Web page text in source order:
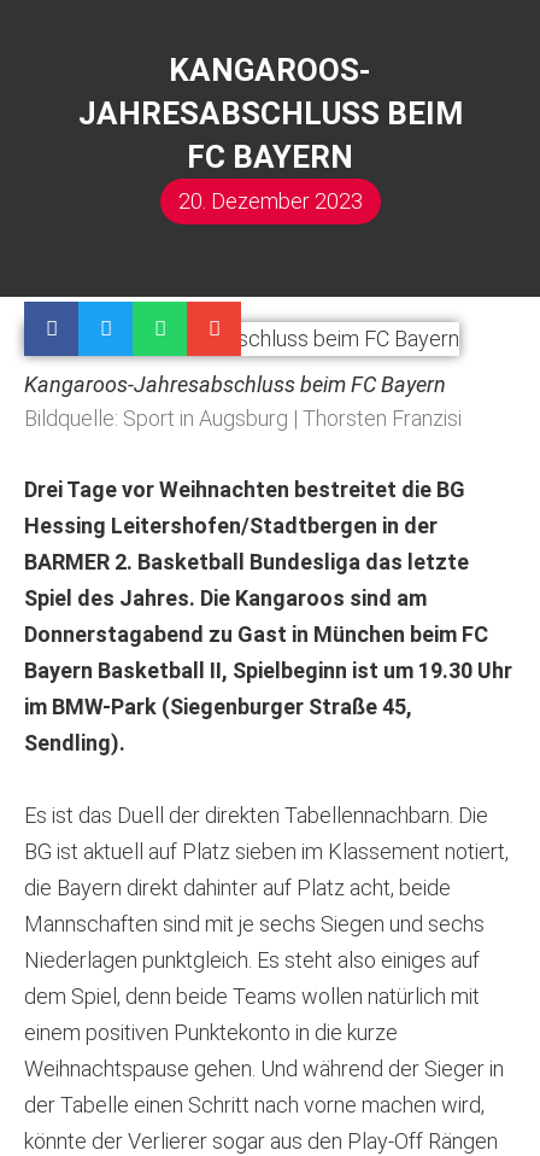
KANGAROOS-
JAHRESABSCHLUSS BEIM
FC BAYERN
20. Dezember 2023
Kangaroos-Jahresabschluss beim FC Bayern
Bildquelle: Sport in Augsburg | Thorsten Franzisi
Drei Tage vor Weihnachten bestreitet die BG
Hessing Leitershofen/Stadtbergen in der
BARMER 2. Basketball Bundesliga das letzte
Spiel des Jahres. Die Kangaroos sind am
Donnerstagabend zu Gast in München beim FC
Bayern Basketball II, Spielbeginn ist um 19.30 Uhr
im BMW-Park (Siegenburger Straße 45,
Sendling).
Es ist das Duell der direkten Tabellennachbarn. Die
BG ist aktuell auf Platz sieben im Klassement notiert,
die Bayern direkt dahinter auf Platz acht, beide
Mannschaften sind mit je sechs Siegen und sechs
Niederlagen punktgleich. Es steht also einiges auf
dem Spiel, denn beide Teams wollen natürlich mit
einem positiven Punktekonto in die kurze
Weihnachtspause gehen. Und während der Sieger in
der Tabelle einen Schritt nach vorne machen wird,
könnte der Verlierer sogar aus den Play-Off Rängen